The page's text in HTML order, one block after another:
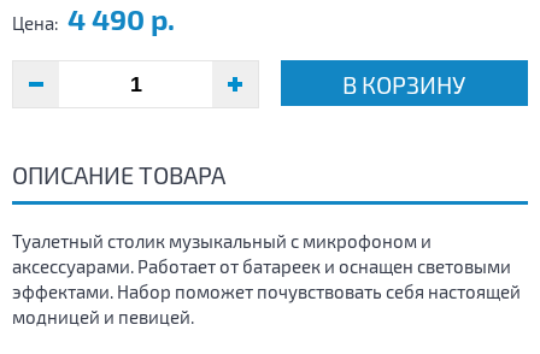
Цена: 4 490 р.
В КОРЗИНУ
ОПИСАНИЕ ТОВАРА
Туалетный столик музыкальный с микрофоном и
аксессуарами. Работает от батареек и оснащен световыми
эффектами. Набор поможет почувствовать себя настоящей
модницей и певицей.